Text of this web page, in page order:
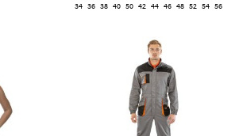
34 36 38 40 50 42 44 46 48 52 54 56